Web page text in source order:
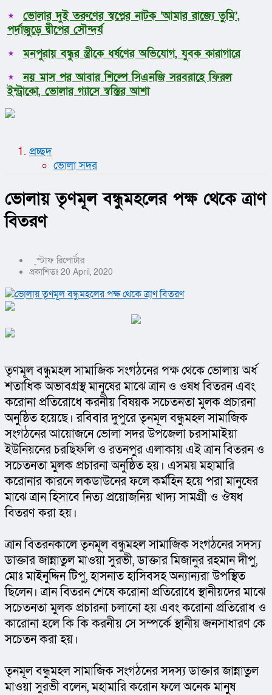
ভোলার দুই তরুণের স্বপ্নের নাটক ‘আমার রাজ্যে তুমি’,
পর্দাজুড়ে দ্বীপের সৌন্দর্য
মনপুরায় বন্ধুর স্ত্রীকে ধর্ষণের অভিযোগ, যুবক কারাগারে
নয় মাস পর আবার শিল্পে সিএনজি সরবরাহে ফিরল
ইন্ট্রাকো, ভোলার গ্যাসে স্বস্তির আশা
প্রচ্ছদ
ভোলা সদর
ভোলায় তৃণমূল বন্ধুমহলের পক্ষ থেকে ত্রাণ
বিতরণ
স্টাফ রিপোর্টার
প্রকাশিতঃ 20 April, 2020
তৃণমূল বন্ধুমহল সামাজিক সংগঠনের পক্ষ থেকে ভোলায় অর্ধ
শতাধিক অভাবগ্রস্থ মানুষের মাঝে ত্রান ও ওষধ বিতরন এবং
করোনা প্রতিরোধে করনীয় বিষয়ক সচেতনতা মুলক প্রচারনা
অনুষ্ঠিত হয়েছে। রবিবার দুপুরে তৃনমূল বন্ধুমহল সামাজিক
সংগঠনের আয়োজনে ভোলা সদর উপজেলা চরসামাইয়া
ইউনিয়নের চরছিফলি ও রতনপুর এলাকায় এই ত্রান বিতরন ও
সচেতনতা মুলক প্রচারনা অনুষ্ঠিত হয়। এসময় মহামারি
করোনার কারনে লকডাউনের ফলে কর্মহিন হয়ে পরা মানুষের
মাঝে ত্রান হিসাবে নিত্য প্রয়োজনিয় খাদ্য সামগ্রী ও ঔষধ
বিতরণ করা হয়।
ত্রান বিতরনকালে তৃনমূল বন্ধুমহল সামাজিক সংগঠনের সদস্য
ডাক্তার জান্নাতুল মাওয়া সুরভী, ডাক্তার মিজানুর রহমান দীপু,
মোঃ মাইনুদ্দিন টিপু, হাসনাত হাসিবসহ অন্যান্যরা উপস্থিত
ছিলেন। ত্রান বিতরন শেষে করোনা প্রতিরোধে স্থানীয়দের মাঝে
সচেতনতা মুলক প্রচারনা চলানো হয় এবং করোনা প্রতিরোধ ও
কারোনা হলে কি কি করনীয় সে সম্পর্কে স্থানীয় জনসাধারণ কে
সচেতন করা হয়।
তৃনমূল বন্ধুমহল সামাজিক সংগঠনের সদস্য ডাক্তার জান্নাতুল
মাওয়া সুরভী বলেন, মহামারি করোন ফলে অনেক মানুষ